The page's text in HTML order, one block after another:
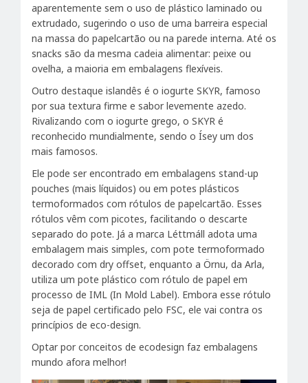
aparentemente sem o uso de plástico laminado ou
extrudado, sugerindo o uso de uma barreira especial
na massa do papelcartão ou na parede interna. Até os
snacks são da mesma cadeia alimentar: peixe ou
ovelha, a maioria em embalagens flexíveis.
Outro destaque islandês é o iogurte SKYR, famoso
por sua textura firme e sabor levemente azedo.
Rivalizando com o iogurte grego, o SKYR é
reconhecido mundialmente, sendo o Ísey um dos
mais famosos.
Ele pode ser encontrado em embalagens stand-up
pouches (mais líquidos) ou em potes plásticos
termoformados com rótulos de papelcartão. Esses
rótulos vêm com picotes, facilitando o descarte
separado do pote. Já a marca Léttmáll adota uma
embalagem mais simples, com pote termoformado
decorado com dry offset, enquanto a Örnu, da Arla,
utiliza um pote plástico com rótulo de papel em
processo de IML (In Mold Label). Embora esse rótulo
seja de papel certificado pelo FSC, ele vai contra os
princípios de eco-design.
Optar por conceitos de ecodesign faz embalagens
mundo afora melhor!